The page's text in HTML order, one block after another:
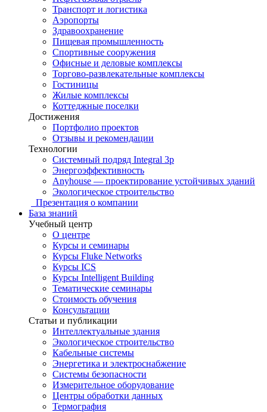
Транспорт и логистика
Аэропорты
Здравоохранение
Пищевая промышленность
Спортивные сооружения
Офисные и деловые комплексы
Торгово-развлекательные комплексы
Гостиницы
Жилые комплексы
Коттеджные поселки
Достижения
Портфолио проектов
Отзывы и рекомендации
Технологии
Системный подряд Integral 3p
Энергоэффективность
Anyhouse — проектирование устойчивых зданий
Экологическое строительство
Презентация о компании
База знаний
Учебный центр
О центре
Курсы и семинары
Курсы Fluke Networks
Курсы ICS
Курсы Intelligent Building
Тематические семинары
Стоимость обучения
Консультации
Статьи и публикации
Интеллектуальные здания
Экологическое строительство
Кабельные системы
Энергетика и электроснабжение
Системы безопасности
Измерительное оборудование
Центры обработки данных
Термография